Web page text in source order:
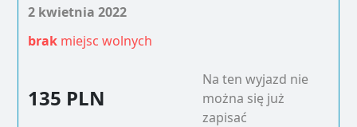
2 kwietnia 2022
brak miejsc wolnych
135 PLN
Na ten wyjazd nie
można się już
zapisać